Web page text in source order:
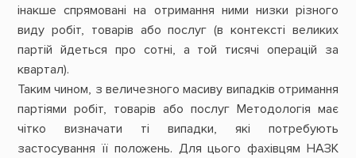
інакше спрямовані на отримання ними низки різного
виду робіт, товарів або послуг (в контексті великих
партій йдеться про сотні, а той тисячі операцій за
квартал).
Таким чином, з величезного масиву випадків отримання
партіями робіт, товарів або послуг Методологія має
чітко визначати ті випадки, які потребують
застосування її положень. Для цього фахівцям НАЗК